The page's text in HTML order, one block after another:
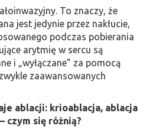
To znaczy, że
jest jedynie przez nakłucie,
podczas pobierania
arytmię w sercu są
i „wyłączane” za pomocą
zaawansowanych
ablacji: krioablacja, ablacja
czym się różnią?